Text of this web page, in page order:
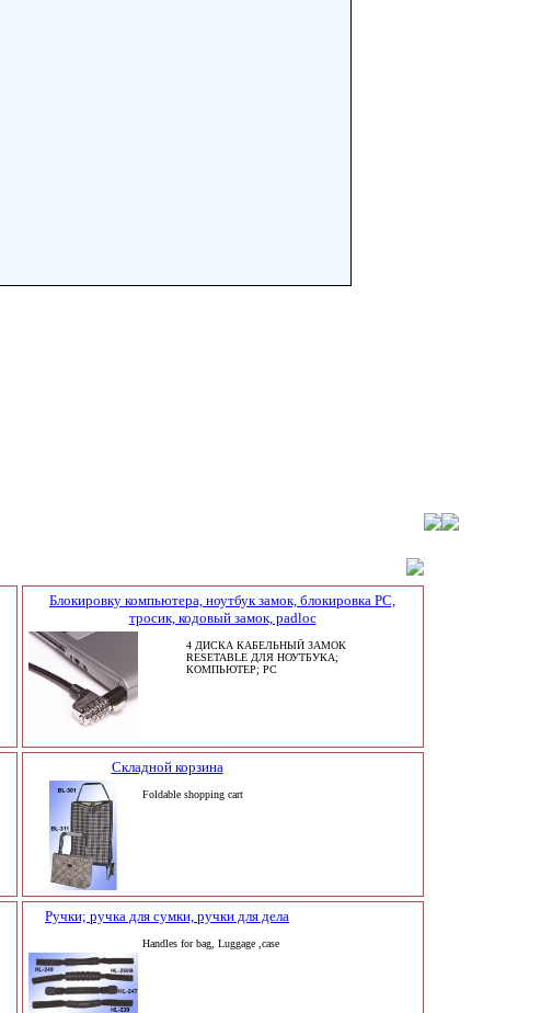
Блокировку компьютера, ноутбук замок, блокировка PC,
тросик, кодовый замок, padloc
4 ДИСКА КАБЕЛЬНЫЙ ЗАМОК
RESETABLE ДЛЯ НОУТБУКА;
КОМПЬЮТЕР; PC
Складной корзина
Foldable shopping cart
Ручки; ручка для сумки, ручки для дела
Handles for bag, Luggage ,case